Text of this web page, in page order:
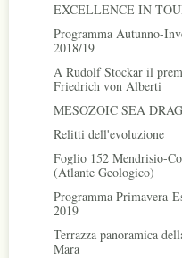
EXCELLENCE IN
Programma Autunno-
2018/19
A Rudolf Stockar il
Friedrich von Alberti
MESOZOIC SEA
Relitti dell'evoluzione
Foglio 152 Mendrisio-
(Atlante Geologico)
Programma Primavera-
2019
Terrazza panoramica
Mara